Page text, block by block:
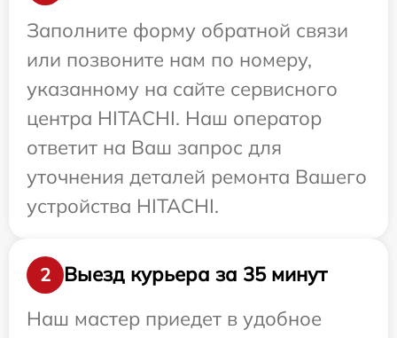
Заполните форму обратной связи
или позвоните нам по номеру,
указанному на сайте сервисного
центра HITACHI. Наш оператор
ответит на Ваш запрос для
уточнения деталей ремонта Вашего
устройства HITACHI.
2
Выезд курьера за 35 минут
Наш мастер приедет в удобное